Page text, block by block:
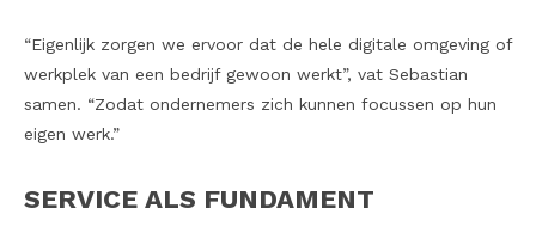
“Eigenlijk zorgen we ervoor dat de hele digitale omgeving of
werkplek van een bedrijf gewoon werkt”, vat Sebastian
samen. “Zodat ondernemers zich kunnen focussen op hun
eigen werk.”
SERVICE ALS FUNDAMENT